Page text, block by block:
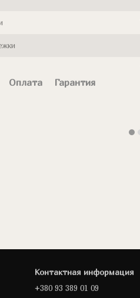
Оплата Гарантия
Контактная информация
+380 93 389 01 09